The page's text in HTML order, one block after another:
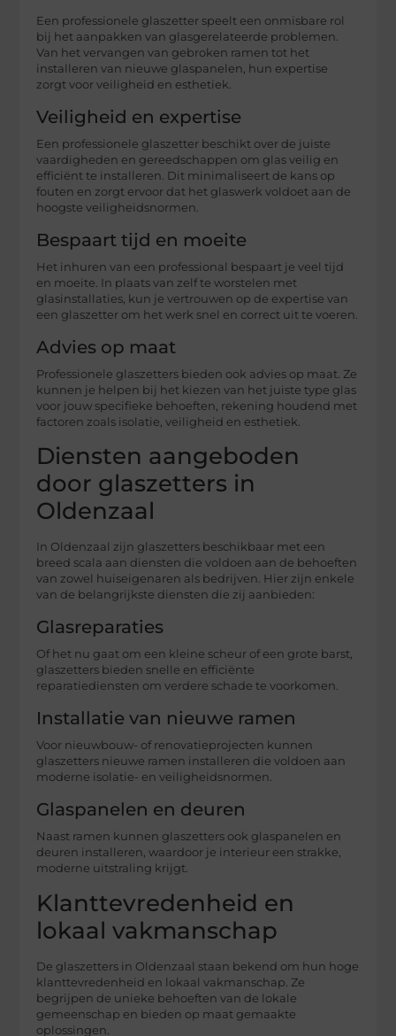
Een professionele glaszetter speelt een onmisbare rol
bij het aanpakken van glasgerelateerde problemen.
Van het vervangen van gebroken ramen tot het
installeren van nieuwe glaspanelen, hun expertise
zorgt voor veiligheid en esthetiek.
Veiligheid en expertise
Een professionele glaszetter beschikt over de juiste
vaardigheden en gereedschappen om glas veilig en
efficiënt te installeren. Dit minimaliseert de kans op
fouten en zorgt ervoor dat het glaswerk voldoet aan de
hoogste veiligheidsnormen.
Bespaart tijd en moeite
Het inhuren van een professional bespaart je veel tijd
en moeite. In plaats van zelf te worstelen met
glasinstallaties, kun je vertrouwen op de expertise van
een glaszetter om het werk snel en correct uit te voeren.
Advies op maat
Professionele glaszetters bieden ook advies op maat. Ze
kunnen je helpen bij het kiezen van het juiste type glas
voor jouw specifieke behoeften, rekening houdend met
factoren zoals isolatie, veiligheid en esthetiek.
Diensten aangeboden
door glaszetters in
Oldenzaal
In Oldenzaal zijn glaszetters beschikbaar met een
breed scala aan diensten die voldoen aan de behoeften
van zowel huiseigenaren als bedrijven. Hier zijn enkele
van de belangrijkste diensten die zij aanbieden:
Glasreparaties
Of het nu gaat om een kleine scheur of een grote barst,
glaszetters bieden snelle en efficiënte
reparatiediensten om verdere schade te voorkomen.
Installatie van nieuwe ramen
Voor nieuwbouw- of renovatieprojecten kunnen
glaszetters nieuwe ramen installeren die voldoen aan
moderne isolatie- en veiligheidsnormen.
Glaspanelen en deuren
Naast ramen kunnen glaszetters ook glaspanelen en
deuren installeren, waardoor je interieur een strakke,
moderne uitstraling krijgt.
Klanttevredenheid en
lokaal vakmanschap
De glaszetters in Oldenzaal staan bekend om hun hoge
klanttevredenheid en lokaal vakmanschap. Ze
begrijpen de unieke behoeften van de lokale
gemeenschap en bieden op maat gemaakte
oplossingen.